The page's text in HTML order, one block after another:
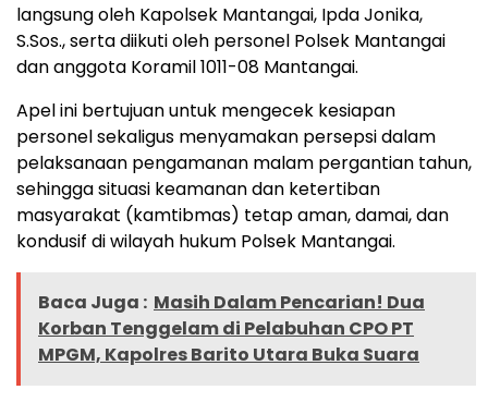
langsung oleh Kapolsek Mantangai, Ipda Jonika,
S.Sos., serta diikuti oleh personel Polsek Mantangai
dan anggota Koramil 1011-08 Mantangai.
Apel ini bertujuan untuk mengecek kesiapan
personel sekaligus menyamakan persepsi dalam
pelaksanaan pengamanan malam pergantian tahun,
sehingga situasi keamanan dan ketertiban
masyarakat (kamtibmas) tetap aman, damai, dan
kondusif di wilayah hukum Polsek Mantangai.
Baca Juga : Masih Dalam Pencarian! Dua
Korban Tenggelam di Pelabuhan CPO PT
MPGM, Kapolres Barito Utara Buka Suara